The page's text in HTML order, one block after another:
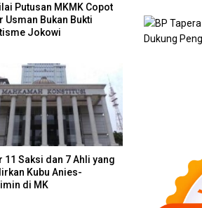
Putusan MKMK Copot
Usman Bukan Bukti
Jokowi
11 Saksi dan 7 Ahli yang
Kubu Anies-
di MK